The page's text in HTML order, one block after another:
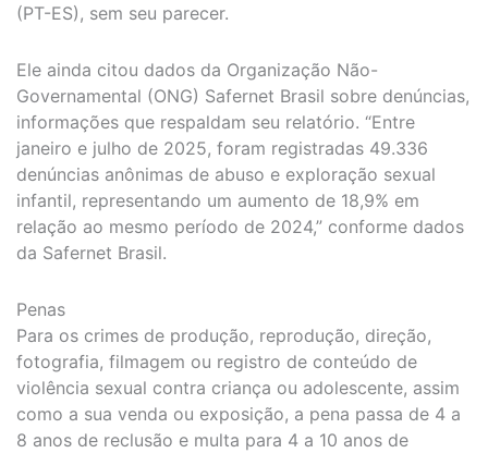
(PT-ES), sem seu parecer.
Ele ainda citou dados da Organização Não-
Governamental (ONG) Safernet Brasil sobre denúncias,
informações que respaldam seu relatório. “Entre
janeiro e julho de 2025, foram registradas 49.336
denúncias anônimas de abuso e exploração sexual
infantil, representando um aumento de 18,9% em
relação ao mesmo período de 2024,” conforme dados
da Safernet Brasil.
Penas
Para os crimes de produção, reprodução, direção,
fotografia, filmagem ou registro de conteúdo de
violência sexual contra criança ou adolescente, assim
como a sua venda ou exposição, a pena passa de 4 a
8 anos de reclusão e multa para 4 a 10 anos de